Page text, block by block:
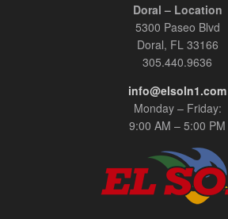
Doral – Location
5300 Paseo Blvd
Doral, FL 33166
305.440.9636
info@elsoln1.com
Monday – Friday:
9:00 AM – 5:00 PM